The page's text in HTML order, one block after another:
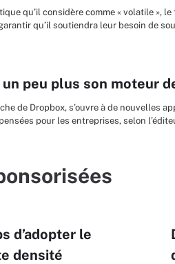
qu’il considère comme « volatile
qu’il soutiendra leur besoin de
peu plus son moteur
de Dropbox, s’ouvre à de nouvelles
pour les entreprises, selon
d’adopter le
densité